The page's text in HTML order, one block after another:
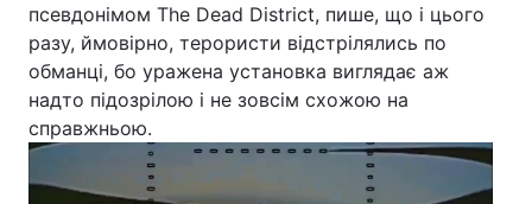
псевдонімом The Dead District, пише, що і цього
разу, ймовірно, терористи відстрілялись по
обманці, бо уражена установка виглядає аж
надто підозрілою і не зовсім схожою на
справжньою.